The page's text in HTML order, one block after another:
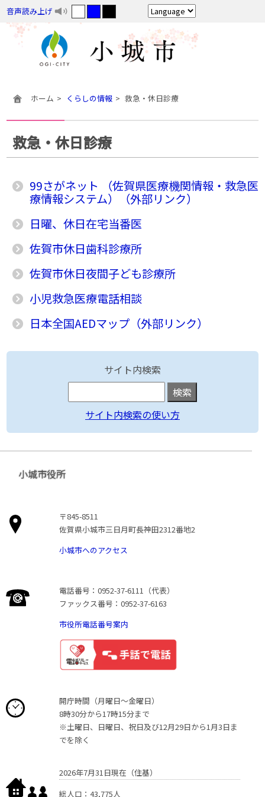
音声読み上げ
ホーム くらしの情報 救急・休日診療
救急・休日診療
99さがネット （佐賀県医療機関情報・救急医
療情報システム）（外部リンク）
日曜、休日在宅当番医
佐賀市休日歯科診療所
佐賀市休日夜間子ども診療所
小児救急医療電話相談
日本全国AEDマップ（外部リンク）
サイト内検索
サイト内検索の使い方
小城市役所
〒845-8511
佐賀県小城市三日月町長神田2312番地2
小城市へのアクセス
電話番号：0952-37-6111（代表）
ファックス番号：0952-37-6163
市役所電話番号案内
開庁時間（月曜日〜金曜日）
8時30分から17時15分まで
※土曜日、日曜日、祝日及び12月29日から1月3日ま
でを除く
2026年7月31日現在（住基）
総人口：43,775人